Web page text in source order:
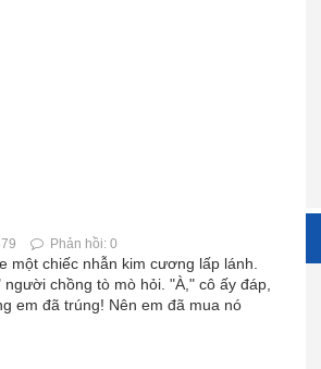
Phản hồi: 0
một chiếc nhẫn kim cương lấp lánh.
chồng tò mò hỏi. "À," cô ấy đáp,
em đã trúng! Nên em đã mua nó